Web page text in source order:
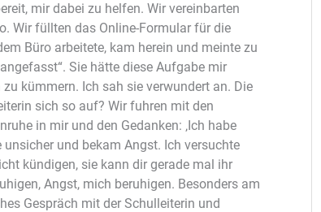
mir dabei zu helfen. Wir vereinbarten
Wir füllten das Online-Formular für die
Büro arbeitete, kam herein und meinte zu
Sie hätte diese Aufgabe mir
kümmern. Ich sah sie verwundert an. Die
sich so auf? Wir fuhren mit den
in mir und den Gedanken: ‚Ich habe
und bekam Angst. Ich versuchte
kündigen, sie kann dir gerade mal ihr
Angst, mich beruhigen. Besonders am
Gespräch mit der Schulleiterin und